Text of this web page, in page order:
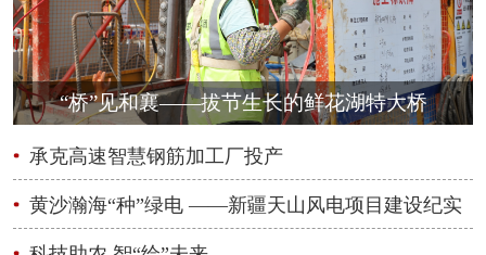
“桥”见和襄——拔节生长的鲜花湖特大桥
承克高速智慧钢筋加工厂投产
黄沙瀚海“种”绿电 ——新疆天山风电项目建设纪实